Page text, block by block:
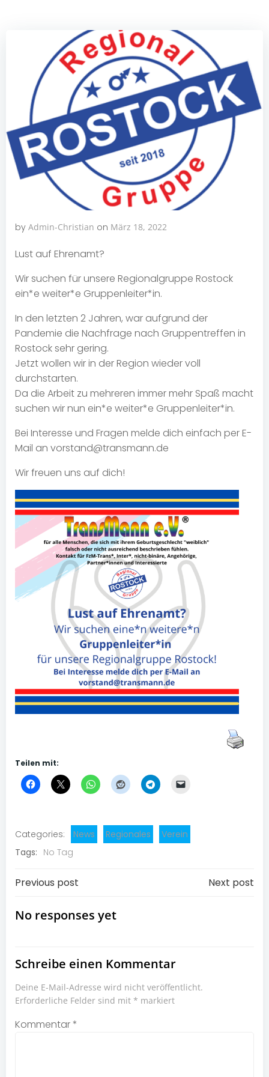
by Admin-Christian on März 18, 2022
Lust auf Ehrenamt?
Wir suchen für unsere Regionalgruppe Rostock
ein*e weiter*e Gruppenleiter*in.
In den letzten 2 Jahren, war aufgrund der
Pandemie die Nachfrage nach Gruppentreffen in
Rostock sehr gering.
Jetzt wollen wir in der Region wieder voll
durchstarten.
Da die Arbeit zu mehreren immer mehr Spaß macht
suchen wir nun ein*e weiter*e Gruppenleiter*in.
Bei Interesse und Fragen melde dich einfach per E-
Mail an vorstand@transmann.de
Wir freuen uns auf dich!
Teilen mit:
Categories: News Regionales
Verein
Tags: No Tag
Post
navigation
Previous post Next post
No responses yet
Schreibe einen Kommentar
Deine E-Mail-Adresse wird nicht veröffentlicht.
Erforderliche Felder sind mit * markiert
Kommentar*